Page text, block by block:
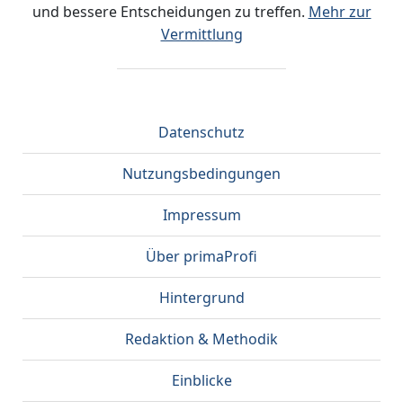
und bessere Entscheidungen zu treffen. Mehr zur
Vermittlung
Datenschutz
Nutzungsbedingungen
Impressum
Über primaProfi
Hintergrund
Redaktion & Methodik
Einblicke